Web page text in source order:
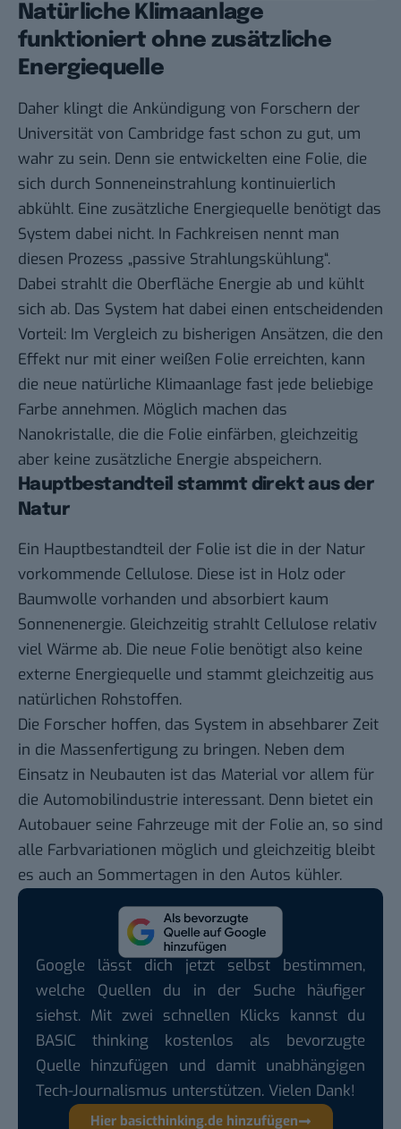
Natürliche Klimaanlage
funktioniert ohne zusätzliche
Energiequelle
Daher klingt die Ankündigung von Forschern der
Universität von Cambridge fast schon zu gut, um
wahr zu sein. Denn sie entwickelten eine Folie, die
sich durch Sonneneinstrahlung kontinuierlich
abkühlt. Eine zusätzliche Energiequelle benötigt das
System dabei nicht. In Fachkreisen nennt man
diesen Prozess „passive Strahlungskühlung“.
Dabei strahlt die Oberfläche Energie ab und kühlt
sich ab. Das System hat dabei einen entscheidenden
Vorteil: Im Vergleich zu bisherigen Ansätzen, die den
Effekt nur mit einer weißen Folie erreichten, kann
die neue natürliche Klimaanlage fast jede beliebige
Farbe annehmen. Möglich machen das
Nanokristalle, die die Folie einfärben, gleichzeitig
aber keine zusätzliche Energie abspeichern.
Hauptbestandteil stammt direkt aus der
Natur
Ein Hauptbestandteil der Folie ist die in der Natur
vorkommende Cellulose. Diese ist in Holz oder
Baumwolle vorhanden und absorbiert kaum
Sonnenenergie. Gleichzeitig strahlt Cellulose relativ
viel Wärme ab. Die neue Folie benötigt also keine
externe Energiequelle und stammt gleichzeitig aus
natürlichen Rohstoffen.
Die Forscher hoffen, das System in absehbarer Zeit
in die Massenfertigung zu bringen. Neben dem
Einsatz in Neubauten ist das Material vor allem für
die Automobilindustrie interessant. Denn bietet ein
Autobauer seine Fahrzeuge mit der Folie an, so sind
alle Farbvariationen möglich und gleichzeitig bleibt
es auch an Sommertagen in den Autos kühler.
Google lässt dich jetzt selbst bestimmen,
welche Quellen du in der Suche häufiger
siehst. Mit zwei schnellen Klicks kannst du
BASIC thinking kostenlos als bevorzugte
Quelle hinzufügen und damit unabhängigen
Tech-Journalismus unterstützen. Vielen Dank!
Hier basicthinking.de hinzufügen